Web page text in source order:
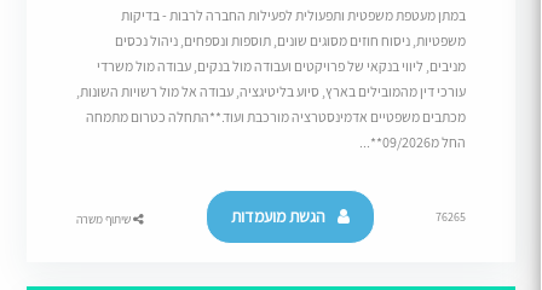
במתן מעטפת משפטית ותפעולית לפעילות החברה לרבות - בדיקות
משפטיות, ניסוח חוזים מסוגים שונים, תוספות ונספחים, ניהול נכסים
מניבים, ליווי בנקאי של פרויקטים ועבודה מול בנקים, עבודה מול משרדי
עורכי דין מהמובילים בארץ, סיוע בליטיגציה, עבודה אל מול רשויות השונות,
מכתבים משפטיים אדמינסטרציה מורכבת ועוד.**התחלה כטרום מתמחה
החל מ09/2026**...
76265 הגשת מועמדות שיתוף משרה